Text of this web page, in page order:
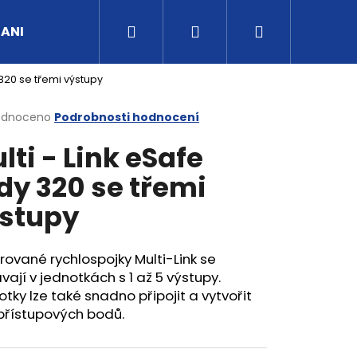
Tipy a rady Kontakty Obchodní
Přihlášení
se třemi výstupy
Podrobnosti hodnocení
- Link eSafe
320 se třemi
rychlospojky Multi-Link se
v jednotkách s 1 až 5 výstupy.
lze také snadno připojit a vytvořit
bodů.
G3/4" VNITŘNÍ FVMQ